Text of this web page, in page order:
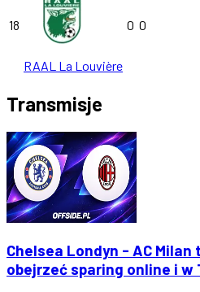
18
RAAL La Louvière
0 0
Transmisje
Chelsea Londyn - AC
obejrzeć sparing online i w